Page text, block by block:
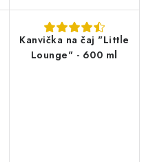
Kanvička na čaj "Little
Lounge" - 600 ml